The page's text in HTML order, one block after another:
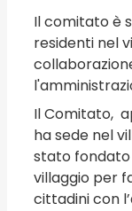
Il comitato è
residenti nel
Il Comitato,
ha sede nel
stato fondato
villaggio per
cittadini con